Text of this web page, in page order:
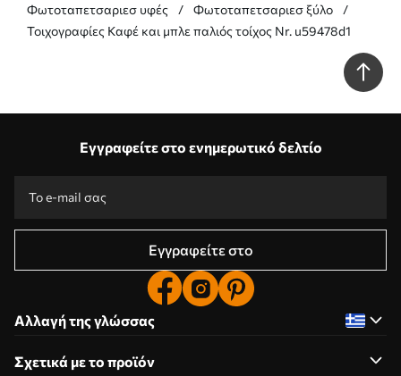
Φωτοταπετσαριεσ υφές
Φωτοταπετσαριεσ ξύλο
Τοιχογραφίες Καφέ και μπλε παλιός τοίχος Nr. u59478d1
Εγγραφείτε στο ενημερωτικό δελτίο
Εγγραφείτε στο
Αλλαγή της γλώσσας
Σχετικά με το προϊόν